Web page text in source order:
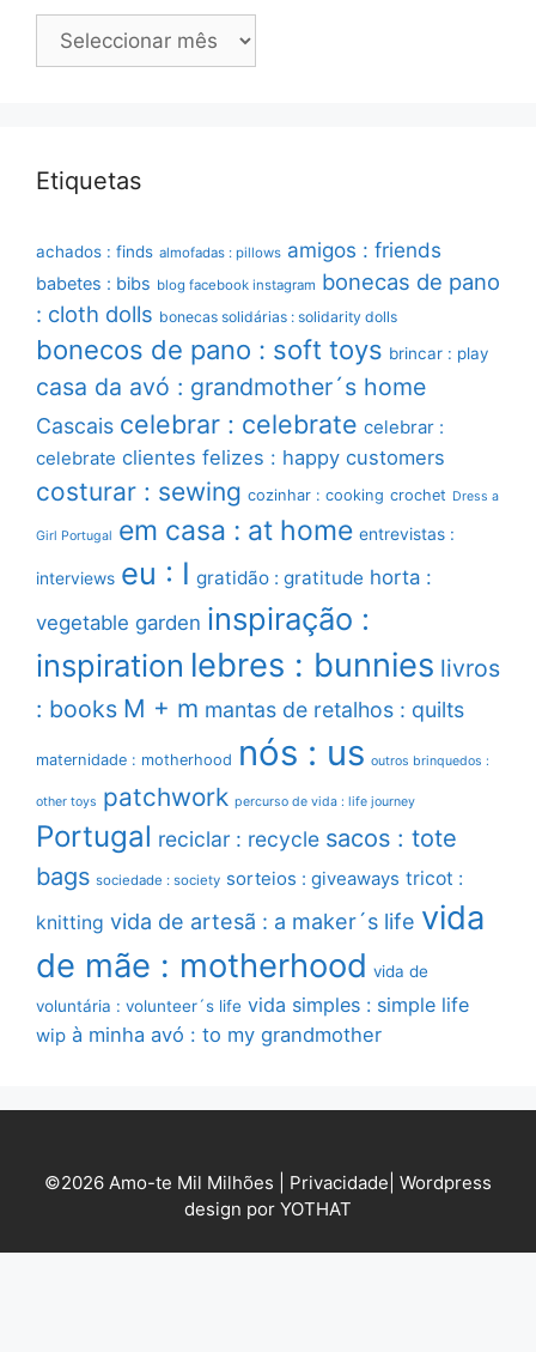
Arquivo
Etiquetas
achados : finds almofadas : pillows amigos : friends
babetes : bibs blog facebook instagram bonecas de pano
: cloth dolls bonecas solidárias : solidarity dolls
bonecos de pano : soft toys brincar : play
casa da avó : grandmother´s home
Cascais celebrar : celebrate celebrar :
celebrate clientes felizes : happy customers
costurar : sewing cozinhar : cooking crochet Dress a
Girl Portugal em casa : at home entrevistas :
interviews eu : I gratidão : gratitude horta :
vegetable garden inspiração :
inspiration lebres : bunnies livros
: books M + m mantas de retalhos : quilts
maternidade : motherhood nós : us outros brinquedos :
other toys patchwork percurso de vida : life journey
Portugal reciclar : recycle sacos : tote
bags sociedade : society sorteios : giveaways tricot :
knitting vida de artesã : a maker´s life vida
de mãe : motherhood vida de
voluntária : volunteer´s life vida simples : simple life
wip à minha avó : to my grandmother
©2026 Amo-te Mil Milhões | Privacidade Wordpress
design por YOTHAT